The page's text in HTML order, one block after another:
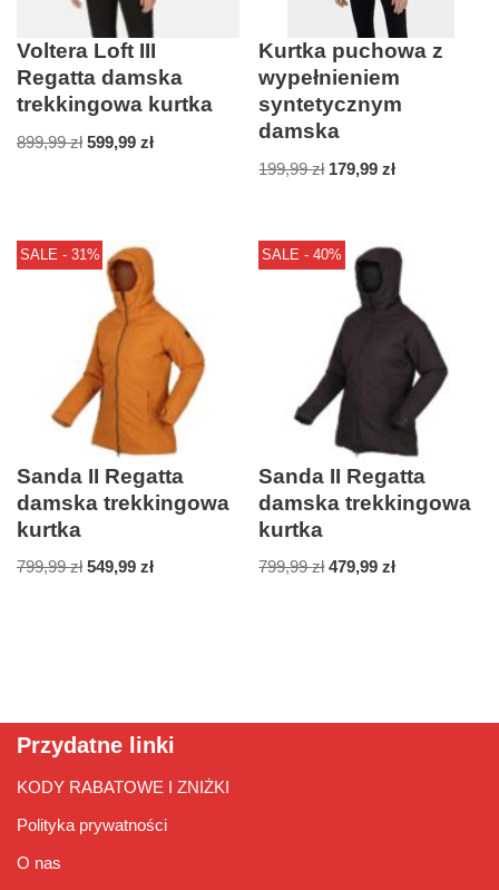
Voltera Loft III
Regatta damska
trekkingowa kurtka
899,99zł 599,99 zł
Kurtka puchowa z
wypełnieniem
syntetycznym
damska
199,99zł 179,99zł
SALE - 31%
Sanda II Regatta
damska trekkingowa
kurtka
799,99zł 549,99 zł
SALE - 40%
Sanda II Regatta
damska trekkingowa
kurtka
799,99zł 479,99zł
Przydatne linki
KODY RABATOWE I ZNIŻKI
Polityka prywatności
O nas